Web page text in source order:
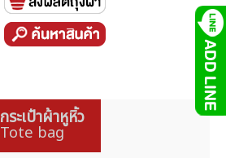
กระเป๋าผ้าหูหิ้ว
Tote bag